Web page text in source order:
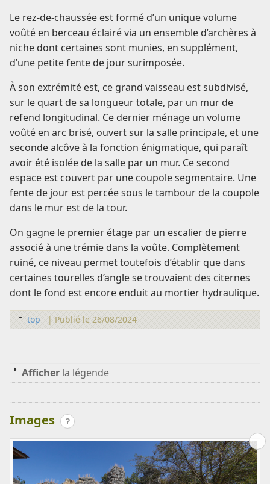
Le rez-de-chaussée est formé d’un unique volume
voûté en berceau éclairé via un ensemble d’archères à
niche dont certaines sont munies, en supplément,
d’une petite fente de jour surimposée.
À son extrémité est, ce grand vaisseau est subdivisé,
sur le quart de sa longueur totale, par un mur de
refend longitudinal. Ce dernier ménage un volume
voûté en arc brisé, ouvert sur la salle principale, et une
seconde alcôve à la fonction énigmatique, qui paraît
avoir été isolée de la salle par un mur. Ce second
espace est couvert par une coupole segmentaire. Une
fente de jour est percée sous le tambour de la coupole
dans le mur est de la tour.
On gagne le premier étage par un escalier de pierre
associé à une trémie dans la voûte. Complètement
ruiné, ce niveau permet toutefois d’établir que dans
certaines tourelles d’angle se trouvaient des citernes
dont le fond est encore enduit au mortier hydraulique.
top | Publié le 26/08/2024
Afficher la légende
Images ?